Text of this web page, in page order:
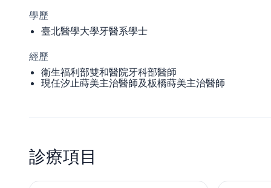
學歷
臺北醫學大學牙醫系學士
經歷
衛生福利部雙和醫院牙科部醫師
現任汐止蒔美主治醫師及板橋蒔美主治醫師
診療項目